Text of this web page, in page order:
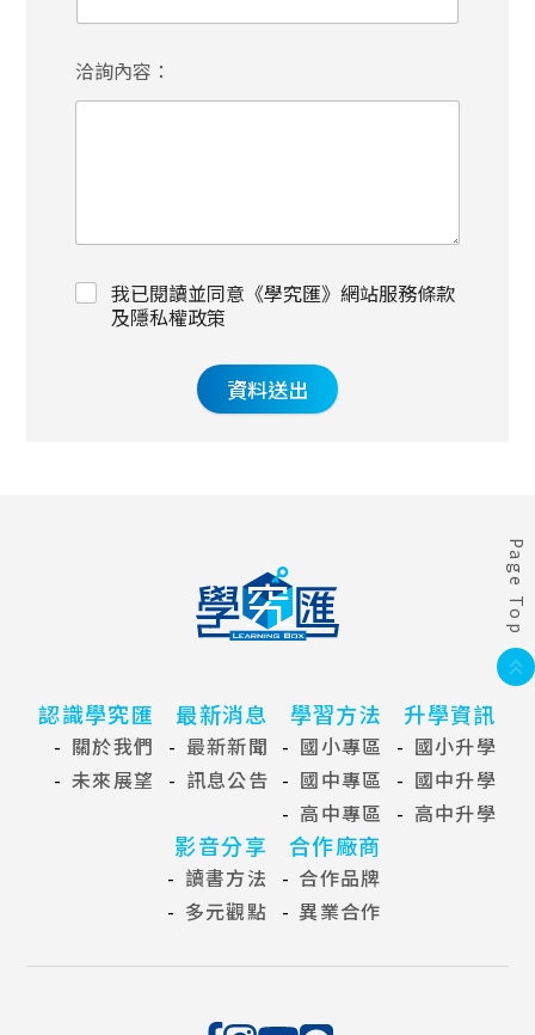
洽詢內容：
我已閱讀並同意《學究匯》網站服務條款
及隱私權政策
資料送出
Page Top
認識學究匯
關於我們
未來展望
最新消息
最新新聞
訊息公告
學習方法
國小專區
國中專區
高中專區
升學資訊
國小升學
國中升學
高中升學
影音分享
讀書方法
多元觀點
合作廠商
合作品牌
異業合作